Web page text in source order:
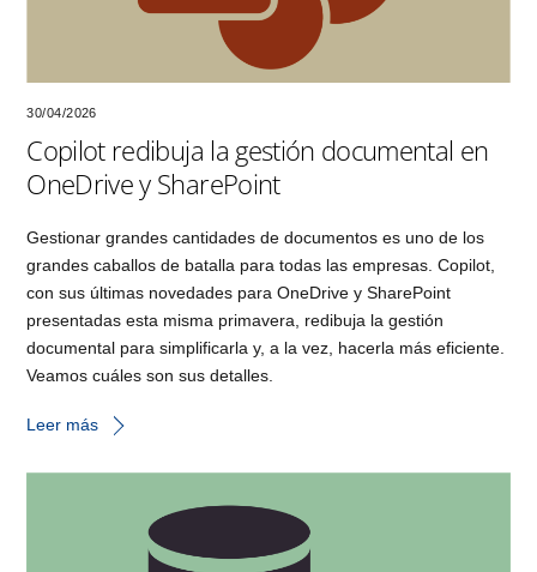
30/04/2026
Copilot redibuja la gestión documental en
OneDrive y SharePoint
Gestionar grandes cantidades de documentos es uno de los
grandes caballos de batalla para todas las empresas. Copilot,
con sus últimas novedades para OneDrive y SharePoint
presentadas esta misma primavera, redibuja la gestión
documental para simplificarla y, a la vez, hacerla más eficiente.
Veamos cuáles son sus detalles.
Leer más